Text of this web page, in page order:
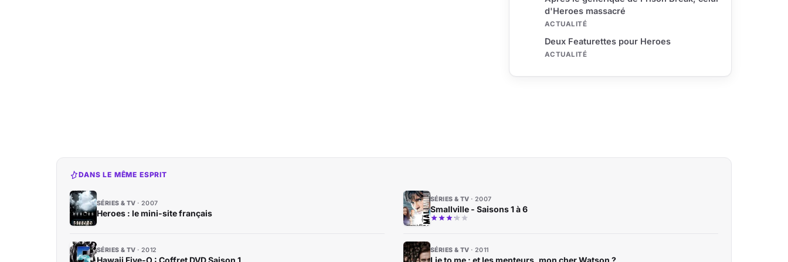
d'Heroes massacré
ACTUALITÉ
Deux Featurettes pour Heroes
ACTUALITÉ
DANS LE MÊME ESPRIT
SÉRIES & TV 2007
Heroes : le mini-site français
SÉRIES & TV 2007
Smallville - Saisons 1 à 6
SÉRIES & TV 2012
Hawaii Five-O : Coffret DVD Saison 1
SÉRIES & TV 2011
Lie to me : et les menteurs, mon cher Watson ?